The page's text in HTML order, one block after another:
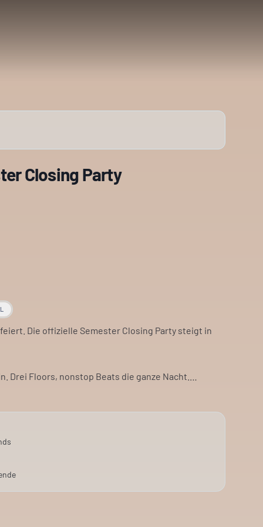
Closing Party
Die offizielle Semester Closing Party steigt in
Drei Floors, nonstop Beats die ganze Nacht.
gute Gelegenheit, das Semesterende zu begehen.